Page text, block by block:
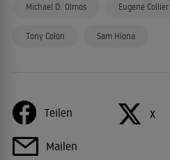
Michael D. Olmos Eugene Collier
Tony Colon Sam Hiona
Teilen X
Mailen